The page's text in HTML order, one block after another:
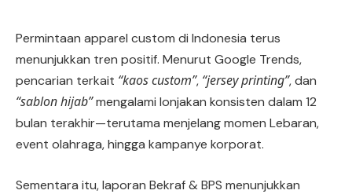
Permintaan apparel custom di Indonesia terus
menunjukkan tren positif. Menurut Google Trends,
pencarian terkait “kaos custom”, “jersey printing”, dan
“sablon hijab”mengalami lonjakan konsisten dalam 12
bulan terakhir—terutama menjelang momen Lebaran,
event olahraga, hingga kampanye korporat.
Sementara itu, laporan Bekraf & BPS menunjukkan